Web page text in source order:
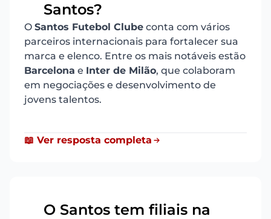
Santos?
O Santos Futebol Clube conta com vários
parceiros internacionais para fortalecer sua
marca e elenco. Entre os mais notáveis estão
Barcelona e Inter de Milão, que colaboram
em negociações e desenvolvimento de
jovens talentos.
📖 Ver resposta completa
O Santos tem filiais na